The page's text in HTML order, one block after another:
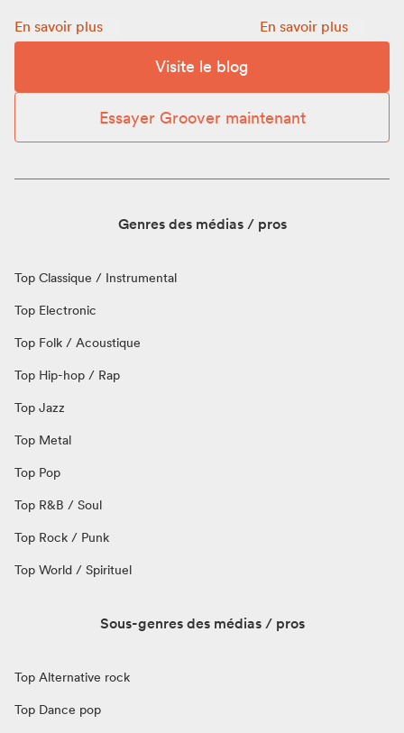
Promotion : comment choisir ton budget pour ta sortie:
En savoir plus Comment avoir plus
En savoir plus
Visite le blog
Essayer Groover maintenant
Genres des médias / pros
Top Classique / Instrumental
Top Electronic
Top Folk / Acoustique
Top Hip-hop / Rap
Top Jazz
Top Metal
Top Pop
Top R&B / Soul
Top Rock / Punk
Top World / Spirituel
Sous-genres des médias / pros
Top Alternative rock
Top Dance pop